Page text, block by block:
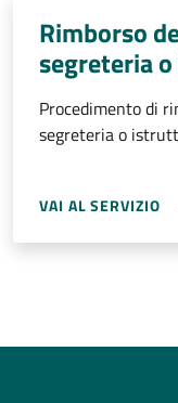
Rimborso
segreteria
Procedimento di
segreteria o
VAI AL SERVIZIO